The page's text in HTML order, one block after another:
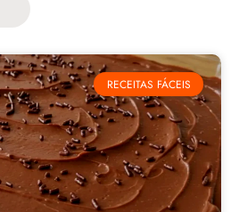
RECEITAS FÁCEIS